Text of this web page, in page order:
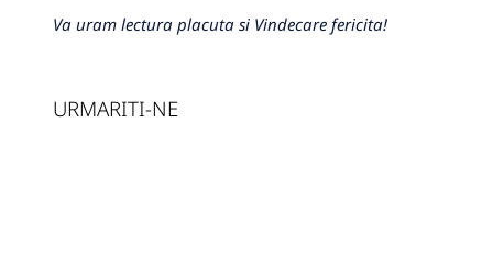
Va uram lectura placuta si Vindecare fericita!
URMARITI-NE